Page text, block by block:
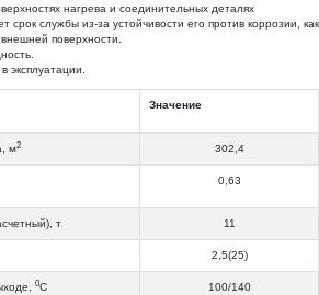
нагрева и соединительных деталях
срок службы из-за устойчивости его против коррозии, как
поверхности.
эксплуатации.
Значение
м2 302,4
0,63
т 11
2,5(25)
0С 100/140